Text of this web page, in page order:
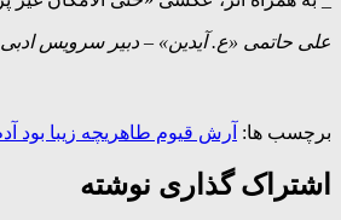
علی حاتمی «ع. آیدین» – دبیر سرویس ادبی
برچسب ها: آرش قیوم طاهریچه زیبا بود
اشتراک گذاری نوشته